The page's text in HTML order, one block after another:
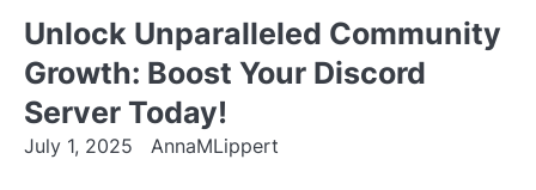
Unlock Unparalleled Community
Growth: Boost Your Discord
Server Today!
July 1, 2025 AnnaMLippert